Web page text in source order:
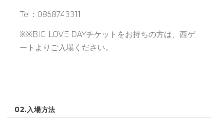
Tel：0868743311
※※BIG LOVE DAYチケットをお持ちの方は、西ゲ
ートよりご入場ください。
02.入場方法